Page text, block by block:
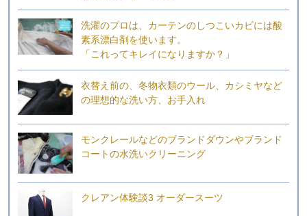
洗濯のプロは、カーテンのしつこいカビには酸
素系漂白剤を使います。
「これってキレイになりますか？」
衣替え前の、冬物衣類のウール、カシミヤなど
の理想的な洗い方、お手入れ
モンクレールなどのブランドダウンやブランド
コートの水洗いクリーニング
クレアン体験談3 オーダースーツ